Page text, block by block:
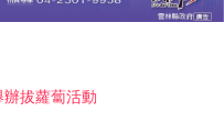
拔蘿蔔活動